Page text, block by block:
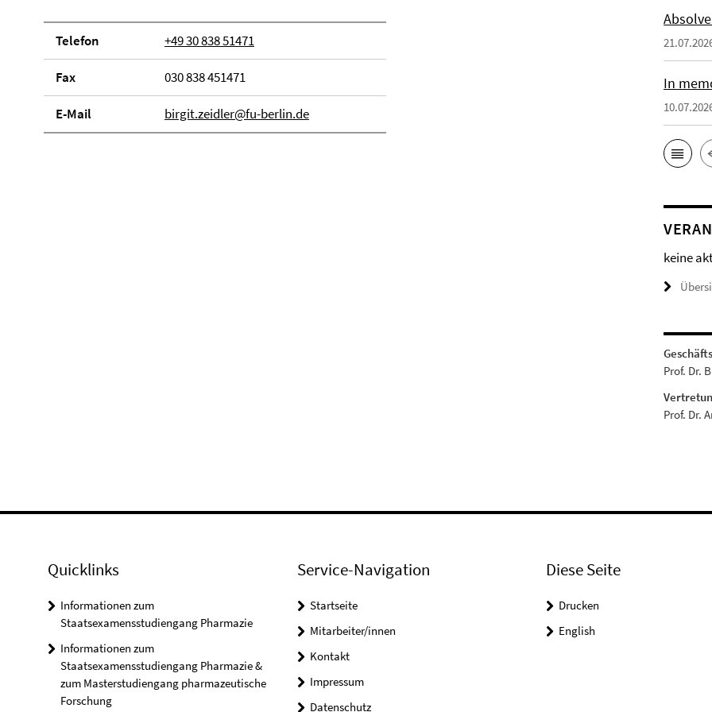
Telefon +49 30 838 51471
Fax 030 838 451471
E-Mail birgit.zeidler@fu-berlin.de
In
keine
Prof. Dr.
Prof. Dr.
Quicklinks
Informationen zum
Staatsexamensstudiengang Pharmazie
Informationen zum
Staatsexamensstudiengang Pharmazie &
zum Masterstudiengang pharmazeutische
Forschung
Service-Navigation
Startseite
Mitarbeiter/innen
Kontakt
Impressum
Datenschutz
Diese Seite
Drucken
English